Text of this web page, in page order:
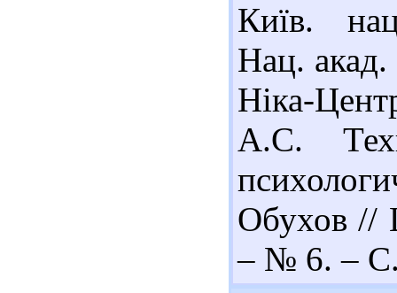
Київ.
Нац.
Ніка-
А.С.
Обухов //
– № 6. –